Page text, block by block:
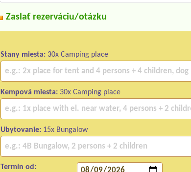
Zaslať rezerváciu/otázku
Stany miesta: 30x Camping place
Kempová miesta: 30x Camping place
Ubytovanie: 15x Bungalow
Termín od: